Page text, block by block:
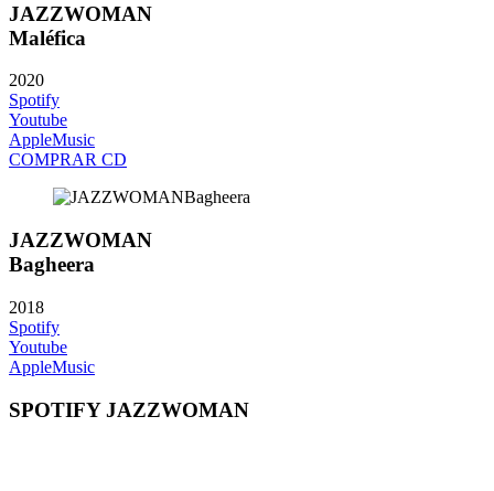
JAZZWOMAN
Maléfica
2020
Spotify
Youtube
AppleMusic
COMPRAR CD
JAZZWOMAN
Bagheera
2018
Spotify
Youtube
AppleMusic
SPOTIFY JAZZWOMAN